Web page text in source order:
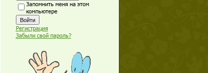
Запомнить меня на этом
компьютере
Регистрация
Забыли свой пароль?